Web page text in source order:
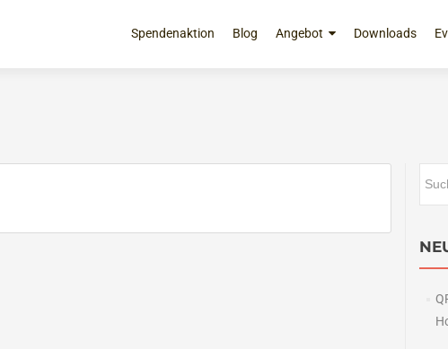
Inhalt
Spendenaktion Blog Angebot Downloads